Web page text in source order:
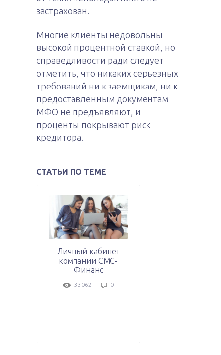
застрахован.
Многие клиенты недовольны
высокой процентной ставкой, но
справедливости ради следует
отметить, что никаких серьезных
требований ни к заемщикам, ни к
предоставленным документам
МФО не предъявляют, и
проценты покрывают риск
кредитора.
СТАТЬИ ПО ТЕМЕ
Личный кабинет
компании СМС-
Финанс
33062 0